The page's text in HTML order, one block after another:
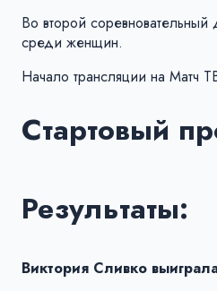
Во второй
среди женщин.
Начало трансляции на Матч
Стартовый
Результаты:
Виктория Сливко